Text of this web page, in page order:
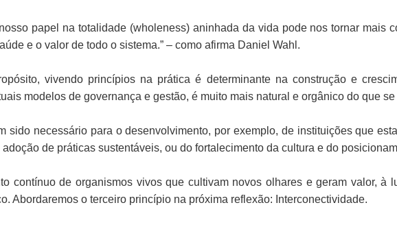
papel na totalidade (wholeness) aninhada da vida pode nos tornar mais
e o valor de todo o sistema.” – como afirma Daniel Wahl.
vivendo princípios na prática é determinante na construção e
modelos de governança e gestão, é muito mais natural e orgânico do que
sido necessário para o desenvolvimento, por exemplo, de instituições que
de práticas sustentáveis, ou do fortalecimento da cultura e do
contínuo de organismos vivos que cultivam novos olhares e geram valor,
Abordaremos o terceiro princípio na próxima reflexão: Interconectividade.